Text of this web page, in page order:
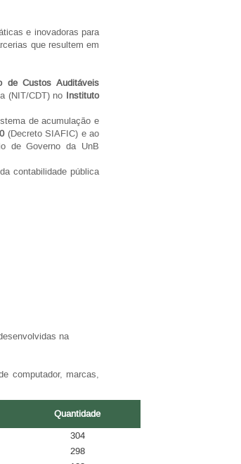
e inovadoras para
que resultem em
de Custos Auditáveis
(NIT/CDT) no Instituto
de acumulação e
(Decreto SIAFIC) e ao
de Governo da UnB
contabilidade pública
na
computador, marcas,
Quantidade
304
298